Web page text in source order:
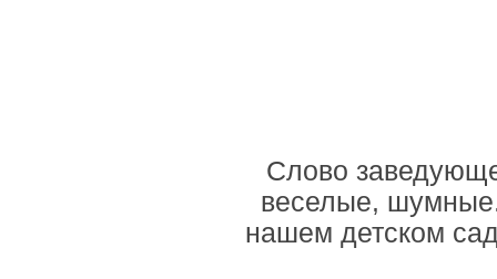
Слово
веселые,
нашем детском